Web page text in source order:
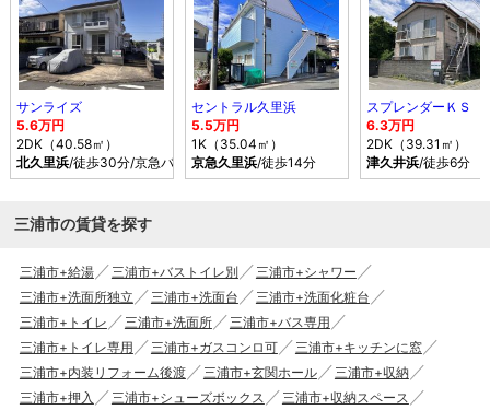
サンライズ
5.6万円
2DK（40.58㎡）
北久里浜/徒歩30分/京急バス 大矢部4丁目 バス乗車時間15分 停歩4分
セントラル久里浜
5.5万円
1K（35.04㎡）
京急久里浜/徒歩14分
スプレンダーＫＳ
6.3万円
2DK（39.31㎡）
津久井浜/徒歩6分
三浦市の賃貸を探す
三浦市+給湯 三浦市+バストイレ別
三浦市+シャワー
三浦市+洗面所独立
三浦市+洗面台
三浦市+洗面化粧台
三浦市+トイレ
三浦市+洗面所
三浦市+バス専用
三浦市+トイレ専用
三浦市+ガスコンロ可
三浦市+キッチンに窓
三浦市+内装リフォーム後渡
三浦市+玄関ホール
三浦市+収納
三浦市+押入
三浦市+シューズボックス
三浦市+収納スペース